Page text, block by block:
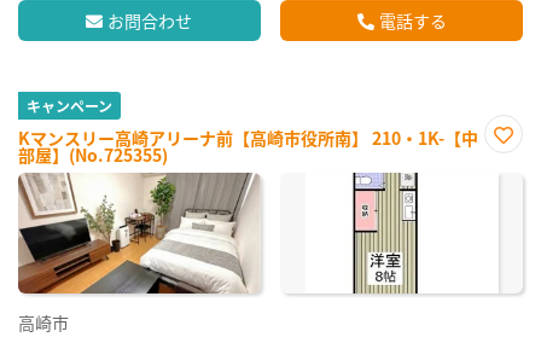
お問合わせ 電話する
キャンペーン
Kマンスリー高崎アリーナ前【高崎市役所南】 210・1K-【中
部屋】(No.725355)
に入
高崎市